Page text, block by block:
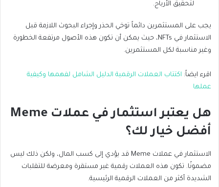
لتحقيق الأرباح.
يجب على المستثمرين دائماً توخي الحذر وإجراء البحوث اللازمة قبل
الاستثمار في NFTs، حيث يمكن أن تكون هذه الأصول مرتفعة الخطورة
وغير مناسبة لكل المستثمرين.
اقرء ايضاً: اكتتاب العملات الرقمية الدليل الشامل لفهمها وكيفية
عملها
هل يعتبر استثمار في عملات Meme
أفضل خيار لك؟
الاستثمار في عملات Meme قد يؤدي إلى كسب المال، ولكن ذلك ليس
مضمونًا. تكون هذه العملات رقمية غير مستقرة ومعرضة للتقلبات
الشديدة أكثر من العملات الرقمية الرئيسية.